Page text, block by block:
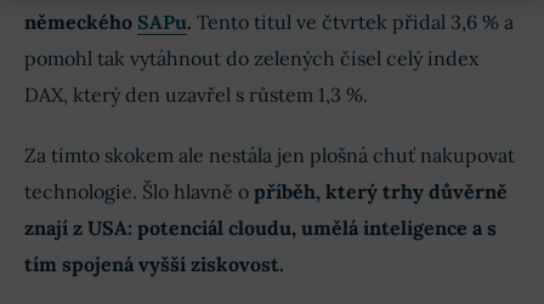
německého SAPu. Tento titul ve čtvrtek přidal 3,6 % a
pomohl tak vytáhnout do zelených čísel celý index
DAX, který den uzavřel s růstem 1,3 %.
Za tímto skokem ale nestála jen plošná chuť nakupovat
technologie. Šlo hlavně o příběh, který trhy důvěrně
znají z USA: potenciál cloudu, umělá inteligence a s
tím spojená vyšší ziskovost.